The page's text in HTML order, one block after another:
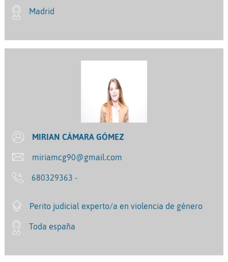
Madrid
MIRIAN CÁMARA GÓMEZ
miriamcg90@gmail.com
680329363 -
Perito judicial experto/a en violencia de género
Toda españa